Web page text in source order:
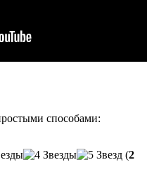
способами:
(2